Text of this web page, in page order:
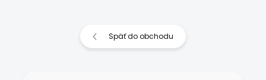
Späť do obchodu